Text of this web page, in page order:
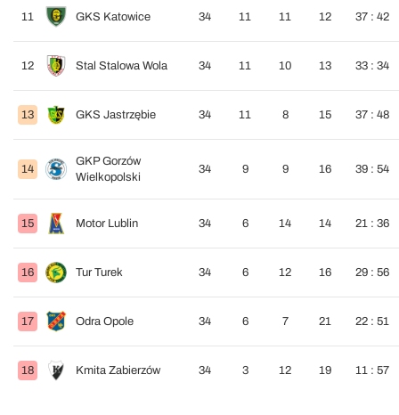
11 GKS Katowice 34 11 11 12 37 : 42
12 Stal Stalowa Wola 34 11 10 13 33 : 34
13 GKS Jastrzębie 34 11 8 15 37 : 48
14
GKP Gorzów
Wielkopolski
34 9 9 16 39 : 54
15 Motor Lublin 34 6 14 14 21 : 36
16 Tur Turek 34 6 12 16 29 : 56
17 Odra Opole 34 6 7 21 22 : 51
18 Kmita Zabierzów 34 3 12 19 11 : 57